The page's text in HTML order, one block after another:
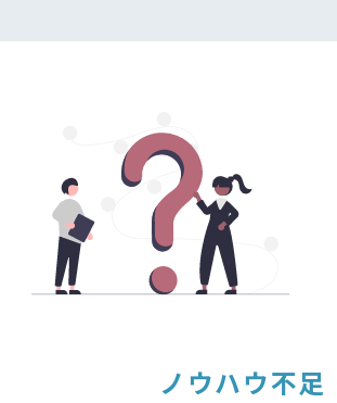
ノウハウ不足